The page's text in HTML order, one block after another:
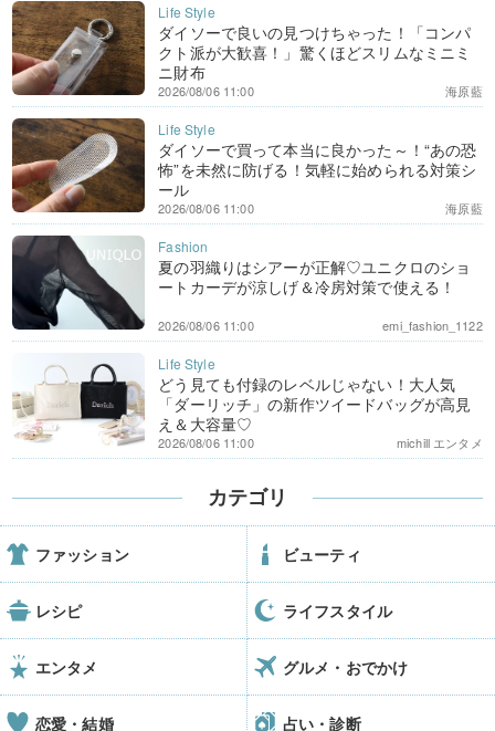
ダイソーで良いの見つけちゃった！「コンパ
クト派が大歓喜！」驚くほどスリムなミニミ
ニ財布
海原藍
2026/08/06 11:00
ダイソーで買って本当に良かった～！“あの恐
怖”を未然に防げる！気軽に始められる対策シ
ール
海原藍
2026/08/06 11:00
夏の羽織りはシアーが正解♡ユニクロのショ
ートカーデが涼しげ＆冷房対策で使える！
emi_fashion_1122
2026/08/06 11:00
どう見ても付録のレベルじゃない！大人気
「ダーリッチ」の新作ツイードバッグが高見
え＆大容量♡
michill エンタメ
2026/08/06 11:00
カテゴリ
ファッション ビューティ
レシピ ライフスタイル
エンタメ グルメ・おでかけ
恋愛・結婚 占い・診断